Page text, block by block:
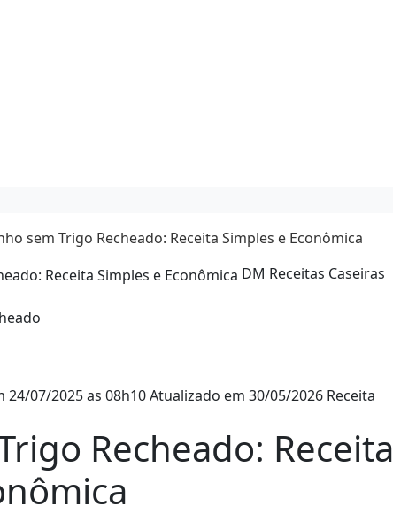
sem Trigo Recheado: Receita Simples e Econômica
DM Receitas Caseiras
24/07/2025 as 08h10Atualizado em 30/05/2026 Receita
Recheado: Receita